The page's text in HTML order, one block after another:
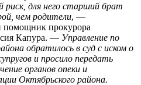
риск, для него старший брат
чем родители, —
помощник прокурора
Капура. — Управление по
обратилось в суд с иском о
и просило передать
органов опеки и
Октябрьского района.